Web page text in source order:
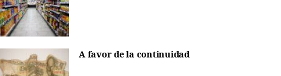
A favor de la continuidad